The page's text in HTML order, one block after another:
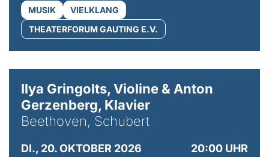
MUSIK
VIELKLANG
THEATERFORUM GAUTING E.V.
Ilya Gringolts, Violine & Anton
Gerzenberg, Klavier
Beethoven, Schubert
DI., 20. OKTOBER 2026
20:00 UHR